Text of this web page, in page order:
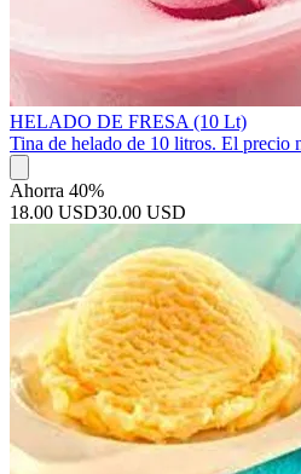
HELADO DE FRESA (10 Lt)
Tina de helado de 10 litros. El precio
Ahorra 40%
18.00 USD30.00 USD